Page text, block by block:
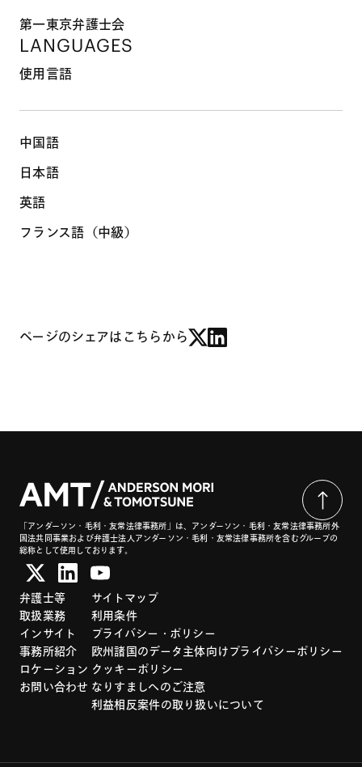
第一東京弁護士会
LANGUAGES
使用言語
中国語
日本語
英語
フランス語（中級）
ページのシェアはこちらから
「アンダーソン・毛利・友常法律事務所」は、アンダーソン・毛利・友常法律事務所外
国法共同事業および弁護士法人アンダーソン・毛利・友常法律事務所を含むグループの
総称として使用しております。
弁護士等
取扱業務
インサイト
事務所紹介
ロケーション
お問い合わせ
サイトマップ
利用条件
プライバシー・ポリシー
欧州諸国のデータ主体向けプライバシーポリシー
クッキーポリシー
なりすましへのご注意
利益相反案件の取り扱いについて